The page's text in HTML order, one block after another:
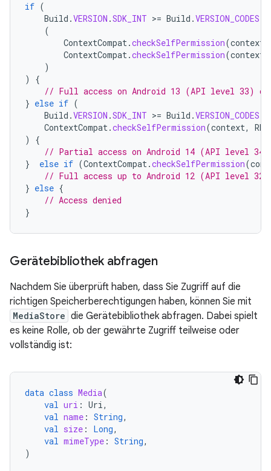
if (
Build .VERSION .SDK_INT >= Build .VERSION_CODES
(
ContextCompat.checkSelfPermission(context
ContextCompat.checkSelfPermission(context
)
)
{
// Full access on Android 13 (API level 33)
} else if (
Build .VERSION .SDK_INT >= Build .VERSION_CODES
ContextCompat.checkSelfPermission(context,
)
{
// Partial access on Android 14 (API level
}
else if (ContextCompat.checkSelfPermission(
// Full access up to Android 12 (API level 32)
} else {
// Access denied
}
Gerätebibliothek abfragen
Nachdem Sie überprüft haben, dass Sie Zugriff auf die
richtigen Speicherberechtigungen haben, können Sie mit
MediaStore die Gerätebibliothek abfragen. Dabei spielt
es keine Rolle, ob der gewährte Zugriff teilweise oder
vollständig ist:
data class Media(
val uri : Uri,
val name : String,
val size : Long,
val mimeType : String,
)